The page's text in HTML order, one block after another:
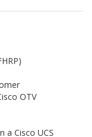
OTV
a Cisco UCS